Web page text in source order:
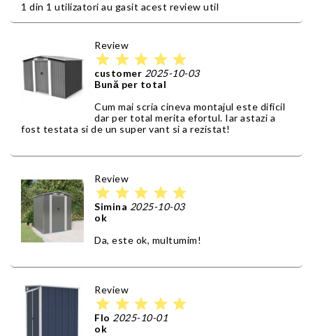
1 din 1 utilizatori au gasit acest review util
Review
star star star star star
customer 2025-10-03
Bună per total
Cum mai scria cineva montajul este dificil
dar per total merita efortul. Iar astazi a
fost testata si de un super vant si a rezistat!
Review
star star star star star
Simina 2025-10-03
ok
Da, este ok, multumim!
Review
star star star star star
Flo 2025-10-01
ok